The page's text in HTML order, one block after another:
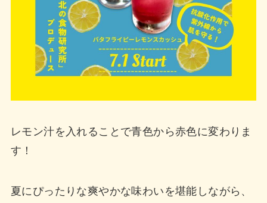
レモン汁を入れることで青色から赤色に変わりま
す！
夏にぴったりな爽やかな味わいを堪能しながら、